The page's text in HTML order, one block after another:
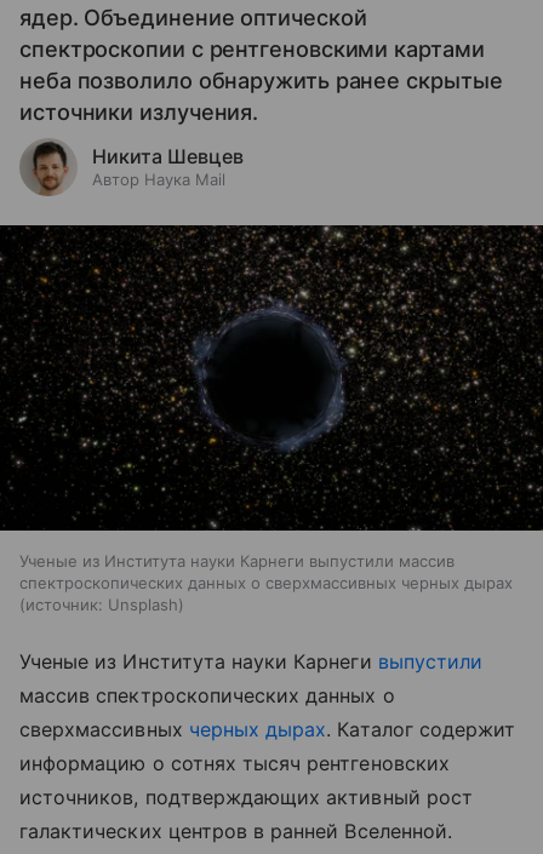
ядер. Объединение оптической
спектроскопии с рентгеновскими картами
неба позволило обнаружить ранее скрытые
источники излучения.
Никита Шевцев
Автор Наука Mail
Ученые из Института науки Карнеги выпустили массив
спектроскопических данных о сверхмассивных черных дырах
источник: Unsplash
Ученые из Института науки Карнеги выпустили
массив спектроскопических данных о
сверхмассивных черных дырах. Каталог содержит
информацию о сотнях тысяч рентгеновских
источников, подтверждающих активный рост
галактических центров в ранней Вселенной.